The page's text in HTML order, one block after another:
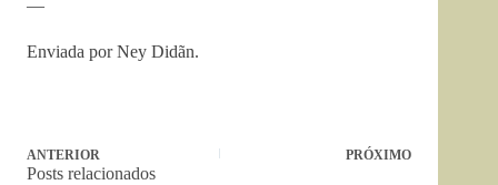
—
Enviada por Ney Didãn.
ANTERIOR PRÓXIMO
Posts relacionados